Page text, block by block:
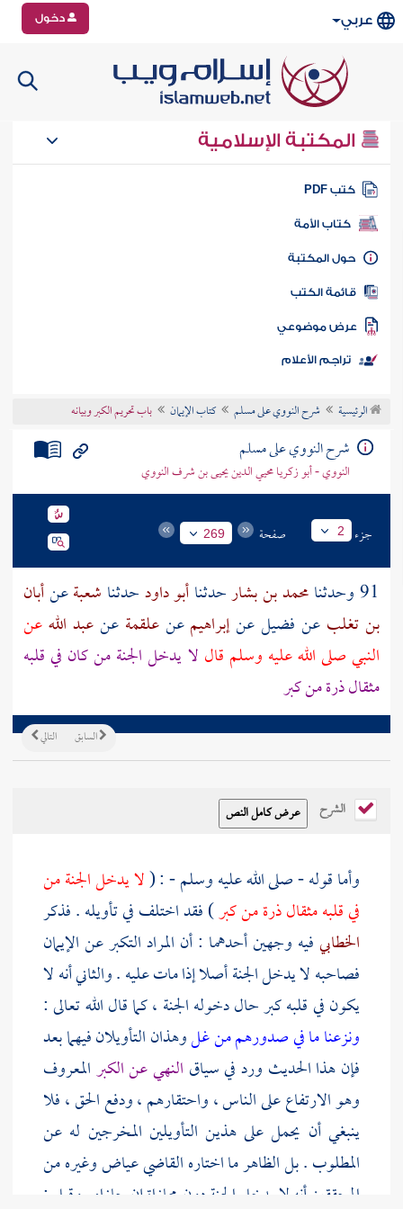
عربي دخول
المكتبة الإسلامية
كتب PDF
كتاب الأمة
المكتبة
الكتب
موضوعي
تراجم الأعلام
الرئيسية شرح النووي على مسلم كتاب الإيمان باب تحريم الكبر وبيانه
شرح النووي على مسلم
النووي - أبو زكريا محيي الدين يحيى بن شرف النووي
جزء 2 صفحة 269
91 وحدثنا محمد بن بشارحدثناأبو داودحدثنا شعبةعنأبان
بن تغلب عن فضيلعنإبراهيمعنعلقمةعنعبد اللهعن
النبي صلى الله عليه وسلم قال لا يدخل الجنة من كان في قلبه
مثقال ذرة من كبر
التالي السابق
الشرح
وأما قوله - صلى الله عليه وسلم - : (لا يدخل الجنة من
في قلبه مثقال ذرة من كبر) فقد اختلف في تأويله . فذكر
الخطابيفيه وجهين أحدهما : أن المراد التكبر عن الإيمان
فصاحبه لا يدخل الجنة أصلا إذا مات عليه . والثاني أنه لا
يكون في قلبه كبر حال دخوله الجنة ، كما قال الله تعالى :
ونزعنا ما في صدورهم من غلوهذان التأويلان فيهما بعد
فإن هذا الحديث ورد في سياق النهي عن الكبرالمعروف
وهو الارتفاع على الناس ، واحتقارهم ، ودفع الحق ، فلا
ينبغي أن يحمل على هذين التأويلين المخرجين له عن
المطلوب . بل الظاهر ما اختارهالقاضي عياضوغيره من
المحققين أنه لا يدخل الجنة دون مجازاة إن جازاه . وقيل :